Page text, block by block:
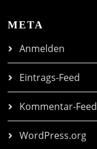
META
Anmelden
Eintrags-Feed
Kommentar-Feed
WordPress.org